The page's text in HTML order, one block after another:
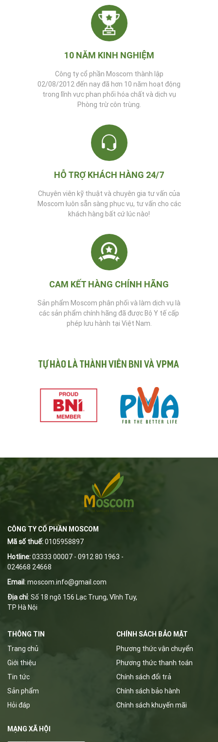
10 NĂM KINH NGHIỆM
Công ty cổ phần Moscom thành lập
02/08/2012 đến nay đã hơn 10 năm hoạt động
trong lĩnh vực phan phối hóa chất và dịch vụ
Phòng trừ côn trùng.
HỖ TRỢ KHÁCH HÀNG 24/7
Chuyên viên kỹ thuật và chuyên gia tư vấn của
Moscom luôn sẵn sàng phục vụ, tư vấn cho các
khách hàng bất cứ lúc nào!
CAM KẾT HÀNG CHÍNH HÃNG
Sản phẩm Moscom phân phối và làm dịch vụ là
các sản phẩm chính hãng đã được Bộ Y tế cấp
phép lưu hành tại Việt Nam.
Tự hào là thành viên BNI và VPMA
CÔNG TY CỔ PHẦN MOSCOM
Mã số thuế:0105958897
Hotline:03333 00007 - 0912 80 1963 -
024668 24668
Email: moscom.info@gmail.com
Địa chỉ: Số 18 ngõ 156 Lạc Trung, Vĩnh Tuy,
TP Hà Nội
THÔNG TIN
Trang chủ
Giới thiệu
Tin tức
Sản phẩm
Hỏi đáp
CHÍNH SÁCH BẢO MẬT
Phương thức vận chuyển
Phương thức thanh toán
Chính sách đổi trả
Chính sách bảo hành
Chính sách khuyến mãi
MẠNG XÃ HỘI